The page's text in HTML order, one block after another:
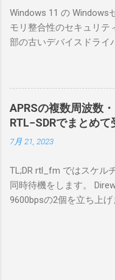
合は、下
無線機。
う。 無線
を入れて
で
にあって
と思って
ど。 そし
アである
イアント
理解した
Windows 11 の Windows
モリ整合性のセキュリテ
部の古いデバイスドライ
で利用する
きないとエラーが出てお
グラムなどを走らせても
で、どのように実行すれ
た。結論としては pnputil
です。 まずは管理者権
PowerShellが起動しまし
トールされているドライ
drivers > inf.txt # 上記の
開名が oem131.inf であ
APRSの複数周波数
RTL−SDRでまとめて
7月 21, 2023
TL;DR rtl_fm ではスケル
同時待機をします。
9600bpsの2個を立ち上
す。 コマンドはこのよ